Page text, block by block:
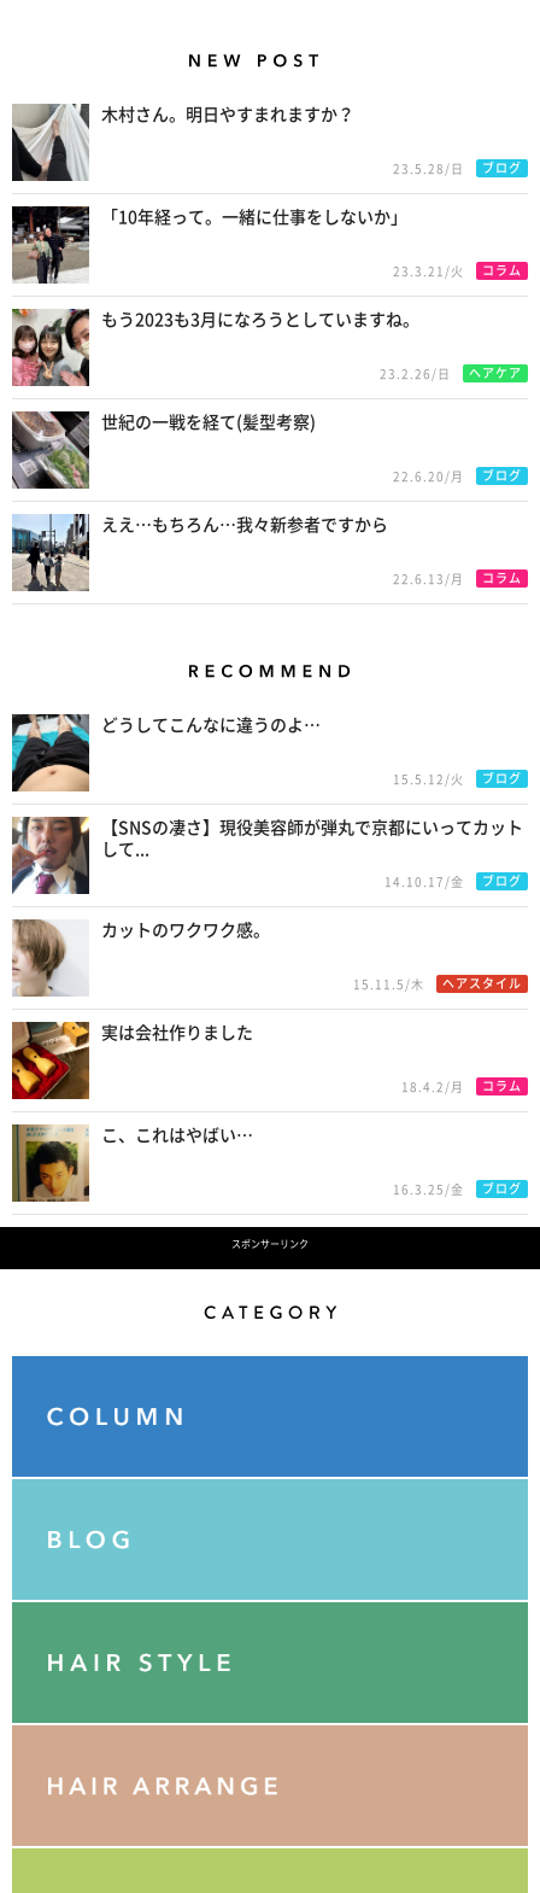
木村さん。明日やすまれますか？
23.5.28/日 ブログ
「10年経って。一緒に仕事をしないか」
23.3.21/火 コラム
もう2023も3月になろうとしていますね。
23.2.26/日 ヘアケア
世紀の一戦を経て(髪型考察)
22.6.20/月 ブログ
ええ…もちろん…我々新参者ですから
22.6.13/月 コラム
どうしてこんなに違うのよ…
15.5.12/火 ブログ
【SNSの凄さ】現役美容師が弾丸で京都にいってカット
して...
14.10.17/金 ブログ
カットのワクワク感。
15.11.5/木 ヘアスタイル
実は会社作りました
18.4.2/月 コラム
こ、これはやばい…
16.3.25/金 ブログ
スポンサーリンク